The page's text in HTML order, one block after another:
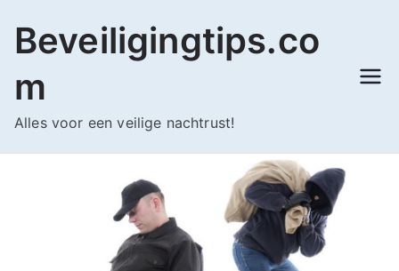
naar
inhoud
Beveiligingtips.co
m
Alles voor een veilige nachtrust!